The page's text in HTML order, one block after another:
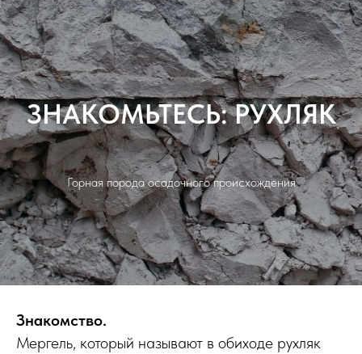
ЗНАКОМЬТЕСЬ: РУХЛЯК
Горная порода осадочного происхождения
Знакомство.
Мергель, который называют в обиходе рухляк